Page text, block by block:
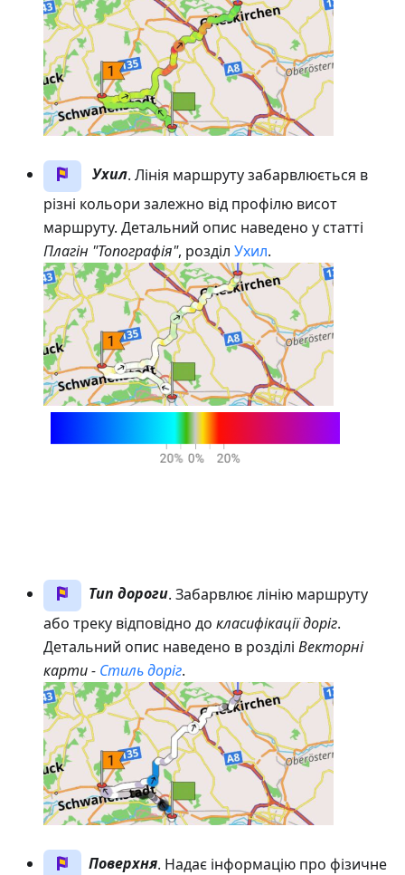
Ухил. Лінія маршруту забарвлюється в
різні кольори залежно від профілю висот
маршруту. Детальний опис наведено у статті
Плагін "Топографія", розділ Ухил.
Тип дороги. Забарвлює лінію маршруту
або треку відповідно до класифікації доріг.
Детальний опис наведено в розділі Векторні
карти - Стиль доріг.
Поверхня. Надає інформацію про фізичне